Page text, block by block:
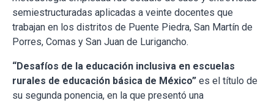
semiestructuradas aplicadas a veinte docentes que
trabajan en los distritos de Puente Piedra, San Martín de
Porres, Comas y San Juan de Lurigancho.
“Desafíos de la educación inclusiva en escuelas
rurales de educación básica de México” es el título de
su segunda ponencia, en la que presentó una